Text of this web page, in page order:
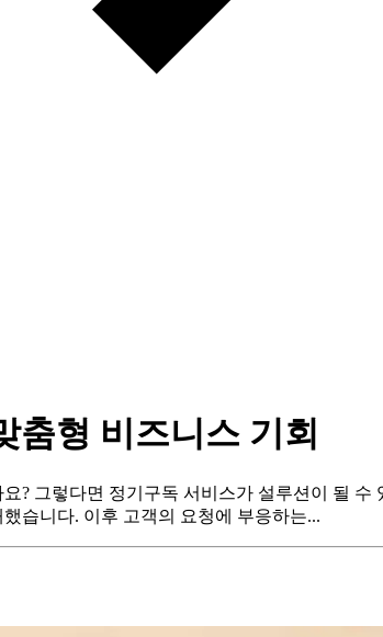
춤형 비즈니스 기회
? 그렇다면 정기구독 서비스가 설루션이 될
습니다. 이후 고객의 요청에 부응하는...